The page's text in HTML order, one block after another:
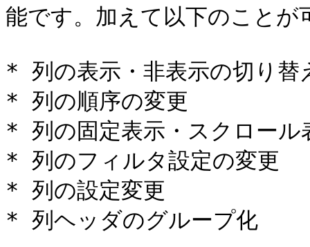
能です。加えて以下のことが
* 列の表示・非表示の切り替
* 列の順序の変更
* 列の固定表示・スクロール
* 列のフィルタ設定の変更
* 列の設定変更
* 列ヘッダのグループ化